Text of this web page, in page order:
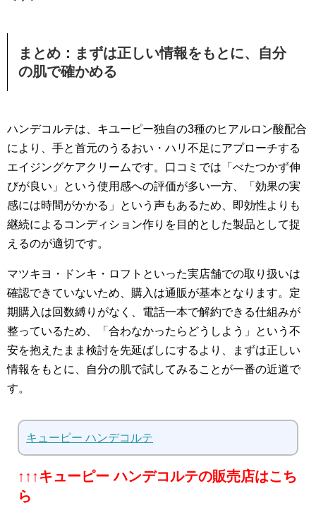
まとめ：まずは正しい情報をもとに、自分
の肌で確かめる
ハンデコルテは、キユーピー独自の3種のヒアルロン酸配合
により、手と首元のうるおい・ハリ不足にアプローチする
エイジングケアクリームです。口コミでは「べたつかず伸
びが良い」という使用感への評価が多い一方、「効果の実
感には時間がかかる」という声もあるため、即効性よりも
継続によるコンディション作りを目的とした製品として捉
えるのが適切です。
マツキヨ・ドンキ・ロフトといった実店舗での取り扱いは
確認できていないため、購入は通販が基本となります。定
期購入は回数縛りがなく、電話一本で解約できる仕組みが
整っているため、「合わなかったらどうしよう」という不
安を抱えたまま検討を先延ばしにするより、まずは正しい
情報をもとに、自分の肌で試してみることが一番の近道で
す。
キューピー ハンデコルテ
↑↑↑キューピー ハンデコルテの販売店はこち
ら